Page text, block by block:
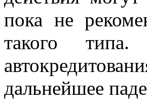
пока не
такого
дальнейшее